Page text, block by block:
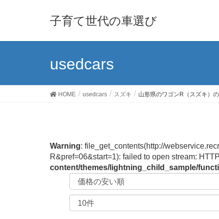
子育て世代の車選び
usedcars
HOME usedcars スズキ 山形県のワゴンR（スズキ）
Warning: file_get_contents(http://
R&pref=06&start=1): failed to open stream:
content/themes/lightning_child_sample/